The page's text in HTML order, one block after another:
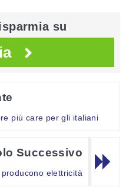
su
più care per gli italiani
Successivo
elettricità